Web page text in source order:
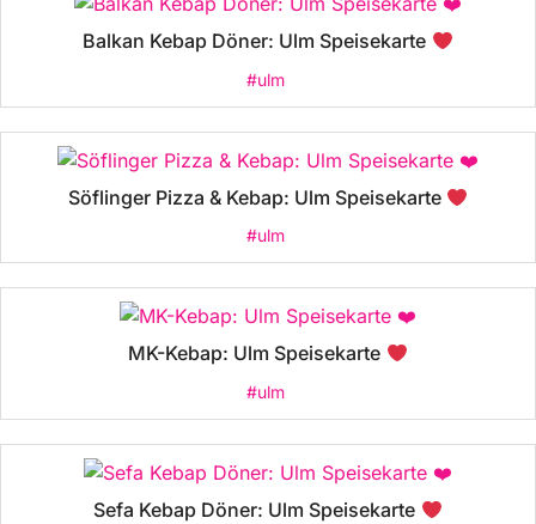
Balkan Kebap Döner: Ulm Speisekarte
#ulm
Söflinger Pizza & Kebap: Ulm Speisekarte
#ulm
MK-Kebap: Ulm Speisekarte
#ulm
Sefa Kebap Döner: Ulm Speisekarte